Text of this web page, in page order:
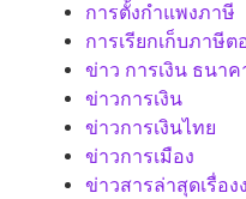
การตั้งกำแพงภาษี
การเรียกเก็บภาษีต
ข่าว การเงิน ธนาค
ข่าวการเงิน
ข่าวการเงินไทย
ข่าวการเมือง
ข่าวสารล่าสุดเรื่อง